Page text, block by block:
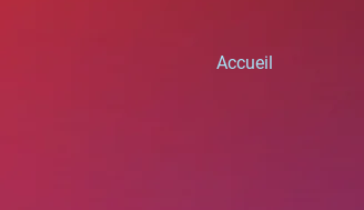
Accueil